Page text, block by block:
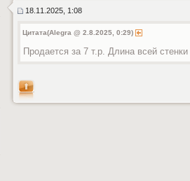
18.11.2025, 1:08
Цитата(Alegra @ 2.8.2025, 0:29)
Продается за 7 т.р. Длина всей